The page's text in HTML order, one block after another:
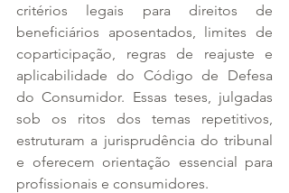
critérios legais para direitos de
beneficiários aposentados, limites de
coparticipação, regras de reajuste e
aplicabilidade do Código de Defesa
do Consumidor. Essas teses, julgadas
sob os ritos dos temas repetitivos,
estruturam a jurisprudência do tribunal
e oferecem orientação essencial para
profissionais e consumidores.